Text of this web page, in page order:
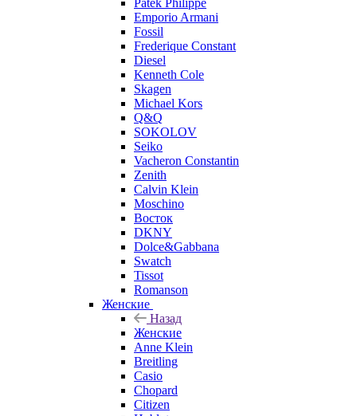
Patek Philippe
Emporio Armani
Fossil
Frederique Constant
Diesel
Kenneth Cole
Skagen
Michael Kors
Q&Q
SOKOLOV
Seiko
Vacheron Constantin
Zenith
Calvin Klein
Moschino
Восток
DKNY
Dolce&Gabbana
Swatch
Tissot
Romanson
Женские
Назад
Женские
Anne Klein
Breitling
Casio
Chopard
Citizen